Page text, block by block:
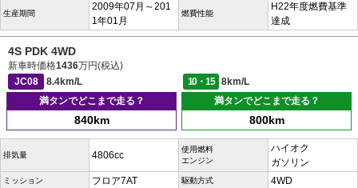
生産期間
2009年07月～201
1年01月
燃費性能
H22年度燃費基準
達成
4S PDK 4WD
新車時価格1436万円(税込)
JC08
8.4km/L 10・15
8km/L
満タンでどこまで走る？
840km
満タンでどこまで走る？
800km
排気量 4806cc
使用燃料
エンジン
ハイオク
ガソリン
ミッション フロア7AT 駆動方式 4WD